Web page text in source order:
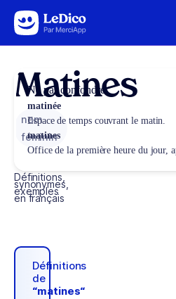
Aller au contenu
Matines
nom
féminin
Définitions,
synonymes,
exemples
en français
Définitions
de
“matines“
Ne pas confondre
matinée
Espace de temps couvrant le matin.
matines
Office de la première heure du jour,